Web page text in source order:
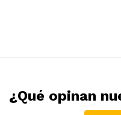
¿Qué opinan